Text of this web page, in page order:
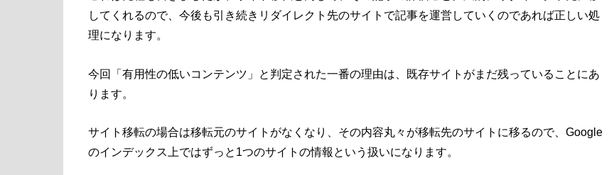
してくれるので、今後も引き続きリダイレクト先のサイトで記事を運営していくのであれば正しい処
理になります。
今回「有用性の低いコンテンツ」と判定された一番の理由は、既存サイトがまだ残っていることにあ
ります。
サイト移転の場合は移転元のサイトがなくなり、その内容丸々が移転先のサイトに移るので、Google
のインデックス上ではずっと1つのサイトの情報という扱いになります。